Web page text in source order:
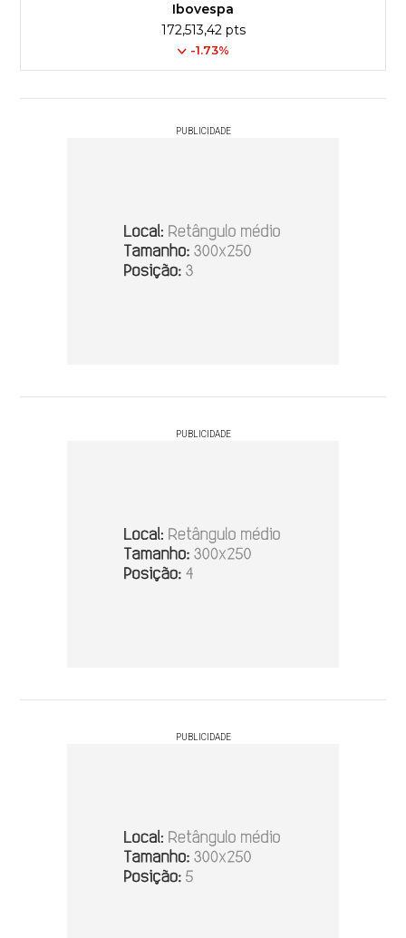
Ibovespa
172,513,42 pts
-1.73%
PUBLICIDADE
PUBLICIDADE
PUBLICIDADE